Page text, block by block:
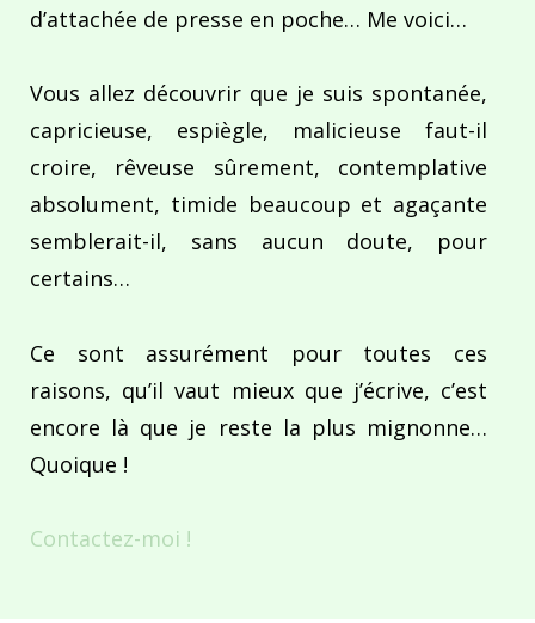
d’attachée de presse en poche… Me voici…
Vous allez découvrir que je suis spontanée,
capricieuse, espiègle, malicieuse faut-il
croire, rêveuse sûrement, contemplative
absolument, timide beaucoup et agaçante
semblerait-il, sans aucun doute, pour
certains…
Ce sont assurément pour toutes ces
raisons, qu’il vaut mieux que j’écrive, c’est
encore là que je reste la plus mignonne…
Quoique !
Contactez-moi !